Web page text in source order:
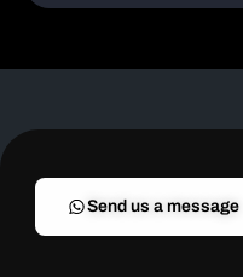
Send us a message